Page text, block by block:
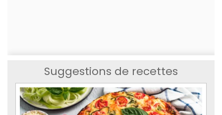
Suggestions de recettes